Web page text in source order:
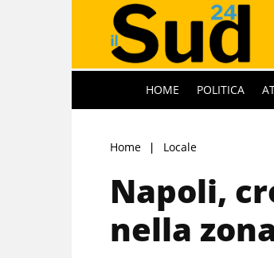
HOME POLITICA
Home Locale
Napoli,
nella